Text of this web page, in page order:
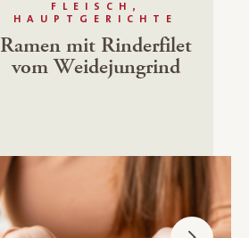
FLEISCH,
HAUPTGERICHTE
Ramen mit Rinderfilet
vom Weidejungrind